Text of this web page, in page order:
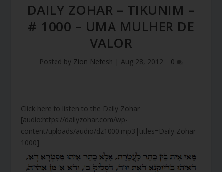
DAILY ZOHAR – TIKUNIM –
# 1000 – UMA MULHER DE
VALOR
Posted by Zion Nefesh | Aug 28, 2012 | 0
Click here to listen to the Daily Zohar
[audio:https://dailyzohar.com/wp-
content/uploads/audio/dz1000.mp3|titles=Daily Zohar
1000]